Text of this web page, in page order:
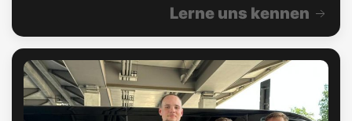
Lerne uns kennen